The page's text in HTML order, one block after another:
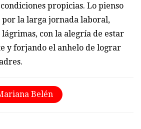
propicias. Lo pienso
por la larga jornada laboral,
lágrimas, con la alegría de estar
y forjando el anhelo de lograr
Belén